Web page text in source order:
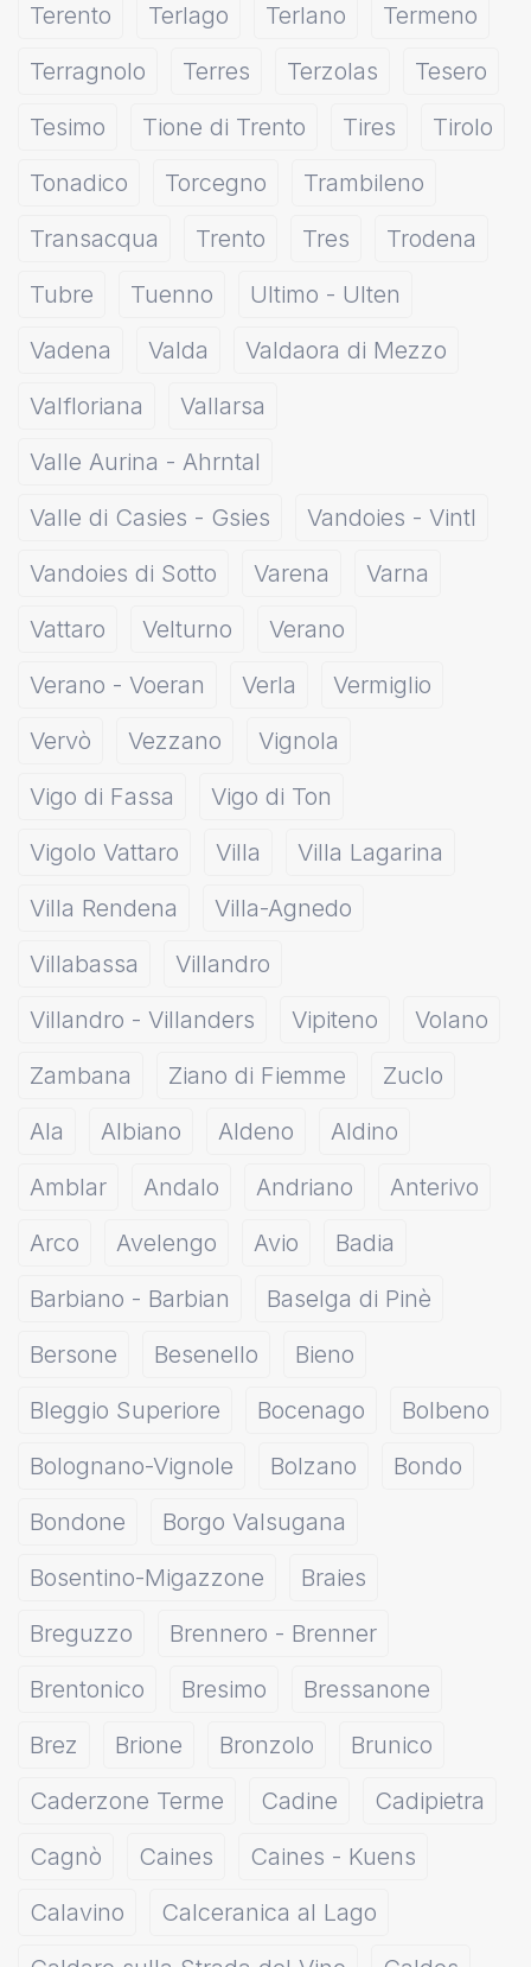
Terento
Terlago Terlano
Termeno
Terragnolo
Terres Terzolas
Tesero
Tesimo
Tione di Trento Tires
Tirolo
Tonadico
Torcegno
Trambileno
Transacqua
Trento Tres
Trodena
Tubre
Tuenno
Ultimo - Ulten
Vadena
Valda
Valdaora di Mezzo
Valfloriana
Vallarsa
Valle Aurina - Ahrntal
Valle di Casies - Gsies
Vandoies - Vintl
Vandoies di Sotto
Varena
Varna
Vattaro
Velturno
Verano
Verano - Voeran
Verla
Vermiglio
Vervò
Vezzano
Vignola
Vigo di Fassa
Vigo di Ton
Vigolo Vattaro
Villa
Villa Lagarina
Villa Rendena
Villa-Agnedo
Villabassa
Villandro
Villandro - Villanders
Vipiteno
Volano
Zambana
Ziano di Fiemme
Zuclo
Ala
Albiano Aldeno
Aldino
Amblar
Andalo Andriano
Anterivo
Arco
Avelengo Avio
Badia
Barbiano - Barbian
Baselga di Pinè
Bersone
Besenello
Bieno
Bleggio Superiore
Bocenago
Bolbeno
Bolognano-Vignole
Bolzano
Bondo
Bondone
Borgo Valsugana
Bosentino-Migazzone
Braies
Breguzzo
Brennero - Brenner
Brentonico
Bresimo
Bressanone
Brez
Brione Bronzolo
Brunico
Caderzone Terme
Cadine
Cadipietra
Cagnò
Caines
Caines - Kuens
Calavino
Calceranica al Lago